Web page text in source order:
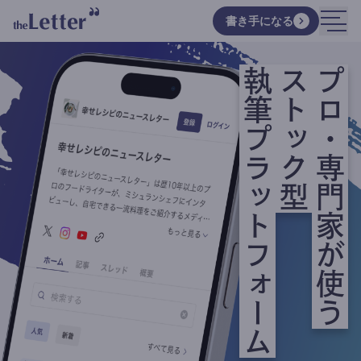
書き手になる
プロ・専門家が使う
ストック型
執筆プラットフォーム